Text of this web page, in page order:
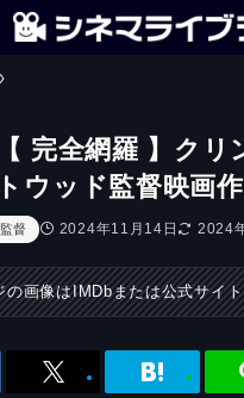
【 完全網羅 】クリ
トウッド監督映画
監督 2024年11月14日 2024
の画像はIMDbまたは公式サイ